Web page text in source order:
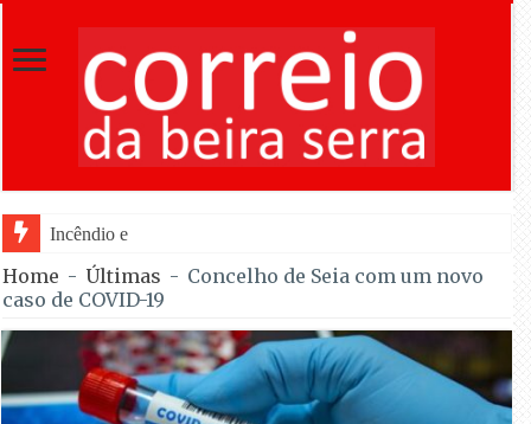
Incêndio em Fornos de Algodres dominado
Home - Últimas - Concelho de Seia com um novo
caso de COVID-19